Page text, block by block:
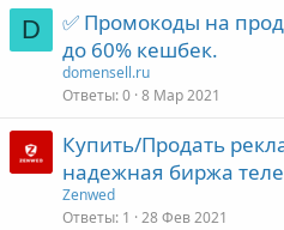
D
✅ Промокоды на
до 60% кешбек.
domensell.ru
Ответы 0 8 Мар 2021
Купить/Продать
надежная биржа
Zenwed
Ответы 1 28 Фев 2021